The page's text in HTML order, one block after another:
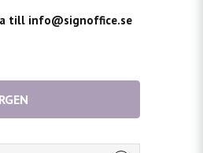
till info@signoffice.se